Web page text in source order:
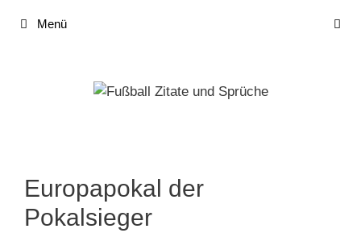
Inhalt
Menü
Europapokal der
Pokalsieger